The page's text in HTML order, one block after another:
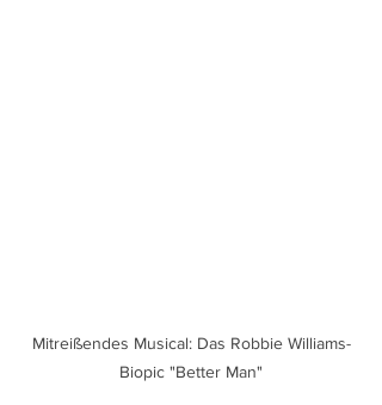
Mitreißendes Musical: Das Robbie Williams-
Biopic "Better Man"